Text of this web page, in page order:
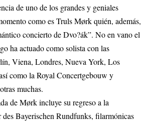
de uno de los grandes y geniales
como es Truls Mørk quién, además,
concierto de Dvo?ák”. No en vano el
ha actuado como solista con las
Viena, Londres, Nueva York, Los
como la Royal Concertgebouw y
muchas.
de Mørk incluye su regreso a la
des Bayerischen Rundfunks, filarmónicas